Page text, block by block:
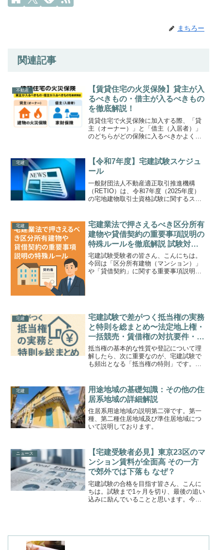
まちろー
関連記事
不動産
【賃貸住宅の火災保険】貸主が入
るべきもの・借主が入るべきもの
を徹底解説！
賃貸住宅で火災保険に加入する際、「貸
主（オーナー）」と「借主（入居者）」
のどちらがどの保険に入るべきかよく混
的も異なります。本記事では、貸主側と
借主側がそれぞれ加入すべ...
宅建
【令和7年度】宅建試験スケジュ
ール
一般財団法人不動産適正取引推進機構
（RETIO）は、令和7年度（2025年度）
の宅地建物取引士資格試験に関するスケ
ので変更の可能性あります。
MafRakutenWidg...
宅建
宅建業法で押さえるべき区分所有
建物や貸借契約の重要事項説明の
特殊ルールを徹底解説 試験対策
と例題で理解!!
宅建試験受験者の皆さん、こんにちは。
今回は「区分所有建物（マンション）」
や「貸借契約」に関する重要事項説明の
宅建
宅建試験で差がつく抵当権の実務
と特則を総まとめ〜法定地上権・
一括競売・賃借権の対抗要件・代
価弁済・抵当権消滅請求まで例題
付きで徹底理解〜
抵当権の基本的な性質や登記について理
解したら、次に重要なのが、宅建試験で
も頻出となる「抵当権の特則」です。特
請求といった実務的な論点は、出題され
ると差がつきやすい難所で...
宅建
用途地域の基礎知識：その他の住
居系地域の詳細解説
住居系用途地域の説明第二弾です。第一
種、第二種住居地域及び準住居地域につ
いて説明しております。
ニュース
【宅建受験者必見】東京23区のマ
ンション賃料が全面高 その一方
で郊外では下落も なぜ？
宅建試験の合格を目指す皆さん、こんに
ちは。試験まで1ヶ月を切り、最後の追い
込みに励んでいることと思います。今回